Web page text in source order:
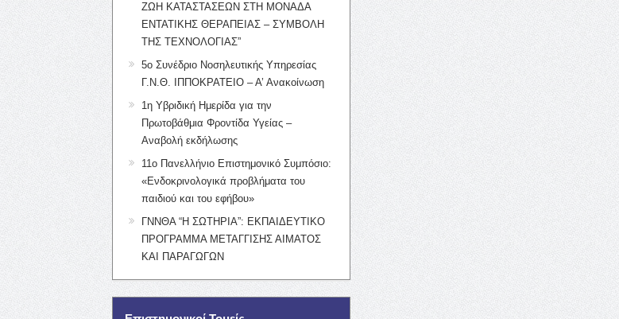
ΖΩΗ ΚΑΤΑΣΤΑΣΕΩΝ ΣΤΗ ΜΟΝΑΔΑ
ΕΝΤΑΤΙΚΗΣ ΘΕΡΑΠΕΙΑΣ – ΣΥΜΒΟΛΗ
ΤΗΣ ΤΕΧΝΟΛΟΓΙΑΣ”
5ο Συνέδριο Νοσηλευτικής Υπηρεσίας
Γ.Ν.Θ. ΙΠΠΟΚΡΑΤΕΙΟ – Α’ Ανακοίνωση
1η Υβριδική Ημερίδα για την
Πρωτοβάθμια Φροντίδα Υγείας –
Αναβολή εκδήλωσης
11ο Πανελλήνιο Επιστημονικό Συμπόσιο:
«Ενδοκρινολογικά προβλήματα του
παιδιού και του εφήβου»
ΓΝΝΘΑ “Η ΣΩΤΗΡΙΑ”: ΕΚΠΑΙΔΕΥΤΙΚΟ
ΠΡΟΓΡΑΜΜΑ ΜΕΤΑΓΓΙΣΗΣ ΑΙΜΑΤΟΣ
ΚΑΙ ΠΑΡΑΓΩΓΩΝ